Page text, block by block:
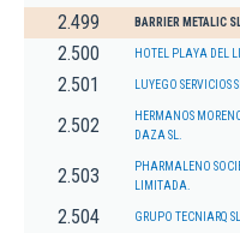
2.499 BARRIER METALIC
2.500 HOTEL PLAYA DEL
2.501 LUYEGO SERVICIOS
2.502
HERMANOS
DAZA SL.
2.503
PHARMALENO
LIMITADA.
2.504 GRUPO TECNIARQ